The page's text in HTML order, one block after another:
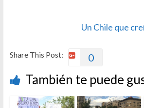
Un Chile que
Share This Post: 0
También te puede